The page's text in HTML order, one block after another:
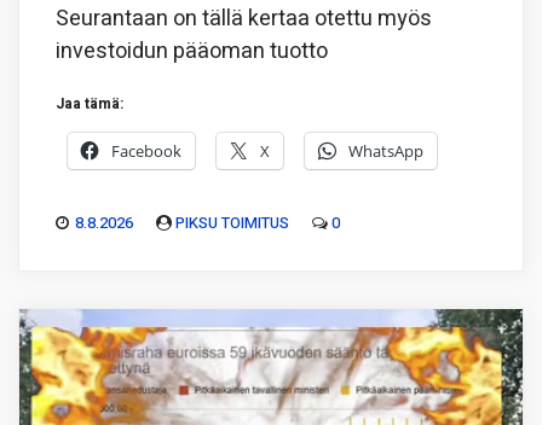
Seurantaan on tällä kertaa otettu myös
investoidun pääoman tuotto
Jaa tämä:
Facebook X WhatsApp
8.8.2026 PIKSU TOIMITUS 0